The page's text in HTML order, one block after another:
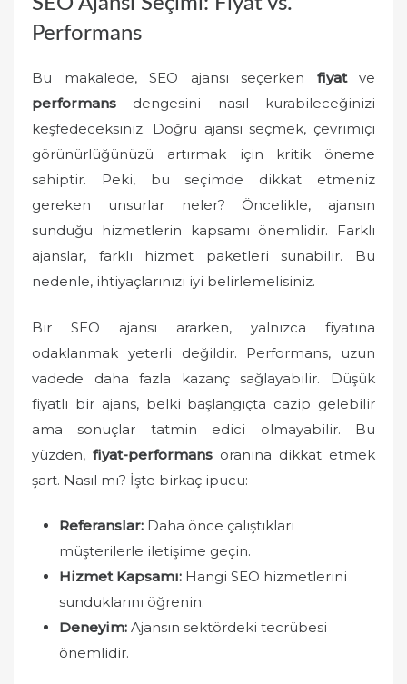
t
Performans
Bu makalede, SEO ajansı seçerken fiyatve
performans dengesini nasıl kurabileceğinizi
keşfedeceksiniz. Doğru ajansı seçmek, çevrimiçi
görünürlüğünüzü artırmak için kritik öneme
sahiptir. Peki, bu seçimde dikkat etmeniz
gereken unsurlar neler? Öncelikle, ajansın
sunduğu hizmetlerin kapsamı önemlidir. Farklı
ajanslar, farklı hizmet paketleri sunabilir. Bu
nedenle, ihtiyaçlarınızı iyi belirlemelisiniz.
Bir SEO ajansı ararken, yalnızca fiyatına
odaklanmak yeterli değildir. Performans, uzun
vadede daha fazla kazanç sağlayabilir. Düşük
fiyatlı bir ajans, belki başlangıçta cazip gelebilir
ama sonuçlar tatmin edici olmayabilir. Bu
yüzden, fiyat-performans oranına dikkat etmek
şart. Nasıl mı? İşte birkaç ipucu:
Referanslar: Daha önce çalıştıkları
müşterilerle iletişime geçin.
Hizmet Kapsamı: Hangi SEO hizmetlerini
sunduklarını öğrenin.
Deneyim: Ajansın sektördeki tecrübesi
önemlidir.